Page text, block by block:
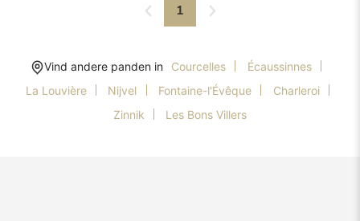
1
Vind andere panden in Courcelles
Écaussinnes
La Louvière
Nijvel Fontaine-l'Évêque
Charleroi
Zinnik
Les Bons Villers